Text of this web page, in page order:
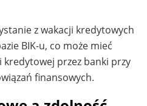
z wakacji kredytowych
BIK-u, co może mieć
kredytowej przez banki przy
finansowych.